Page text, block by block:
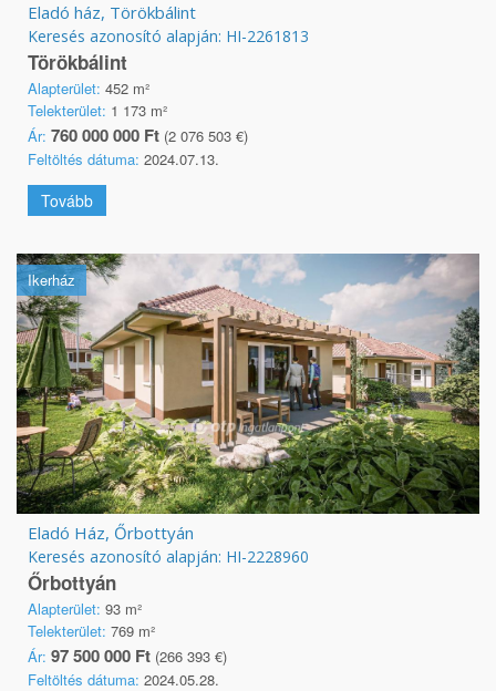
Eladó ház, Törökbálint
Keresés azonosító alapján: HI-2261813
Törökbálint
Alapterület: 452 m²
Telekterület: 1 173 m²
Ár: 760 000 000 Ft (2 076 503 €)
Feltöltés dátuma: 2024.07.13.
Tovább
Ikerház
Eladó Ház, Őrbottyán
Keresés azonosító alapján: HI-2228960
Őrbottyán
Alapterület: 93 m²
Telekterület: 769 m²
Ár: 97 500 000 Ft (266 393 €)
Feltöltés dátuma: 2024.05.28.